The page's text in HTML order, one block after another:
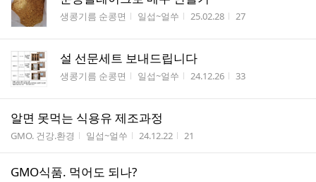
게시판명
생콩기름 순콩면 작성자
일섭~얼쑤 작성시간
25.02.28 조회수
27
설 선문세트 보내드립니다
게시판명
생콩기름 순콩면 작성자
일섭~얼쑤 작성시간
24.12.26 조회수
33
알면 못먹는 식용유 제조과정
게시판명
GMO. 건강.환경 작성자
일섭~얼쑤 작성시간
24.12.22 조회수
21
GMO식품. 먹어도 되나?